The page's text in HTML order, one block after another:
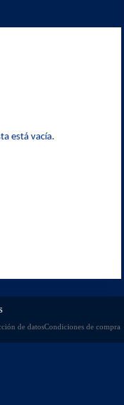
está vacía.
de datosCondiciones de compra